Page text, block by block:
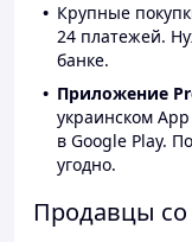
Крупные
24 платежей.
банке.
Приложение
украинском
в Google Play.
угодно.
Продавцы